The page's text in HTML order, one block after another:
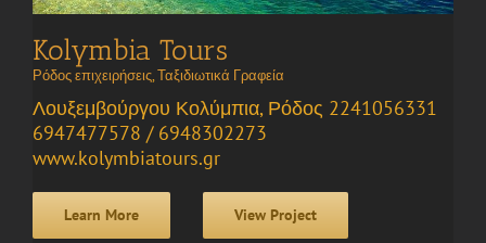
Kolymbia Tours
Ρόδος επιχειρήσεις,Ταξιδιωτικά Γραφεία
Λουξεμβούργου Κολύμπια, Ρόδος 2241056331
6947477578 / 6948302273
www.kolymbiatours.gr
Learn More View Project